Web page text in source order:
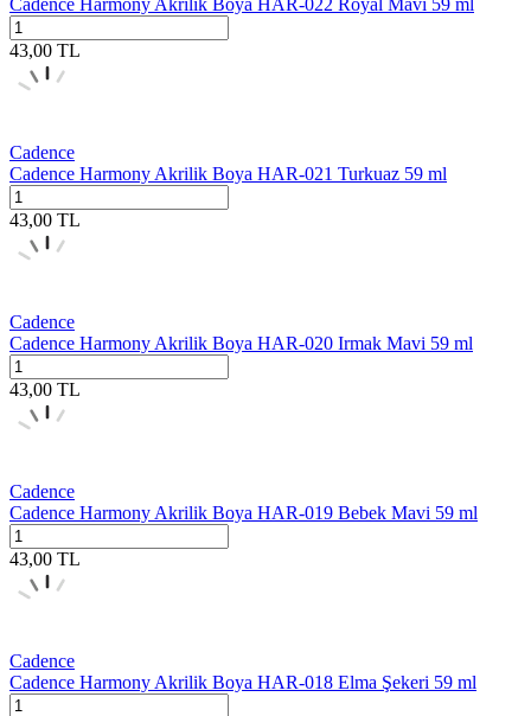
43,00 TL
Cadence
Cadence Harmony Akrilik Boya HAR-021 Turkuaz 59 ml
43,00 TL
Cadence
Cadence Harmony Akrilik Boya HAR-020 Irmak Mavi 59 ml
43,00 TL
Cadence
Cadence Harmony Akrilik Boya HAR-019 Bebek Mavi 59 ml
43,00 TL
Cadence
Cadence Harmony Akrilik Boya HAR-018 Elma Şekeri 59 ml